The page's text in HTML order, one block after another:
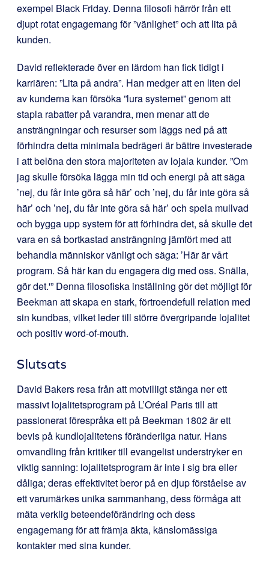
exempel Black Friday. Denna filosofi härrör från ett
djupt rotat engagemang för ”vänlighet” och att lita på
kunden.
David reflekterade över en lärdom han fick tidigt i
karriären: ”Lita på andra”. Han medger att en liten del
av kunderna kan försöka ”lura systemet” genom att
stapla rabatter på varandra, men menar att de
ansträngningar och resurser som läggs ned på att
förhindra detta minimala bedrägeri är bättre investerade
i att belöna den stora majoriteten av lojala kunder. ”Om
jag skulle försöka lägga min tid och energi på att säga
’nej, du får inte göra så här’ och ’nej, du får inte göra så
här’ och ’nej, du får inte göra så här’ och spela mullvad
och bygga upp system för att förhindra det, så skulle det
vara en så bortkastad ansträngning jämfört med att
behandla människor vänligt och säga: ’Här är vårt
program. Så här kan du engagera dig med oss. Snälla,
gör det.'” Denna filosofiska inställning gör det möjligt för
Beekman att skapa en stark, förtroendefull relation med
sin kundbas, vilket leder till större övergripande lojalitet
och positiv word-of-mouth.
Slutsats
David Bakers resa från att motvilligt stänga ner ett
massivt lojalitetsprogram på L’Oréal Paris till att
passionerat förespråka ett på Beekman 1802 är ett
bevis på kundlojalitetens föränderliga natur. Hans
omvandling från kritiker till evangelist understryker en
viktig sanning: lojalitetsprogram är inte i sig bra eller
dåliga; deras effektivitet beror på en djup förståelse av
ett varumärkes unika sammanhang, dess förmåga att
mäta verklig beteendeförändring och dess
engagemang för att främja äkta, känslomässiga
kontakter med sina kunder.